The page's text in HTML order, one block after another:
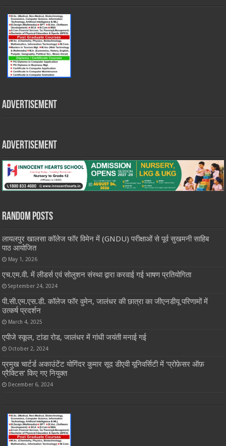
Advertisement
Advertisement
Random Posts
लायलपुर खालसा कॉलेज फॉर विमेन में (GNDU) परीक्षाओं से पूर्व सुखमनी साहिब
पाठ आयोजित
May 1, 2026
एच.एम.वी. में लीडर्स एवं सोलुशन संस्था द्वारा करवाई गई भाषण प्रतियोगिता
September 24, 2024
पी.सी.एम.एस.डी. कॉलेज फॉर वुमेन, जालंधर की छात्रा का जीएनडीयू परिणामों में
उत्कर्ष प्रदर्शन
March 4, 2025
एपीजे स्कूल, टांडा रोड, जालंधर में गांधी जयंती मनाई गई
October 2, 2024
प्रमुख चार्टर्ड अकाउंटेंट योगिंदर कुमार सूद डीएवी यूनिवर्सिटी में ‘प्रोफ़ेसर ऑफ़
प्रैक्टिस’ किए गए नियुक्त
December 6, 2024